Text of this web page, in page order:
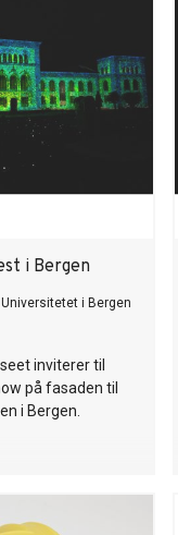
i Bergen
Universitetet i Bergen
inviterer til
på fasaden til
i Bergen.